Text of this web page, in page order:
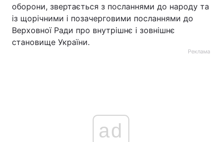
оборони, звертається з посланнями до народу та
із щорічними і позачерговими посланнями до
Верховної Ради про внутрішнє і зовнішнє
становище України.
Реклама
ad